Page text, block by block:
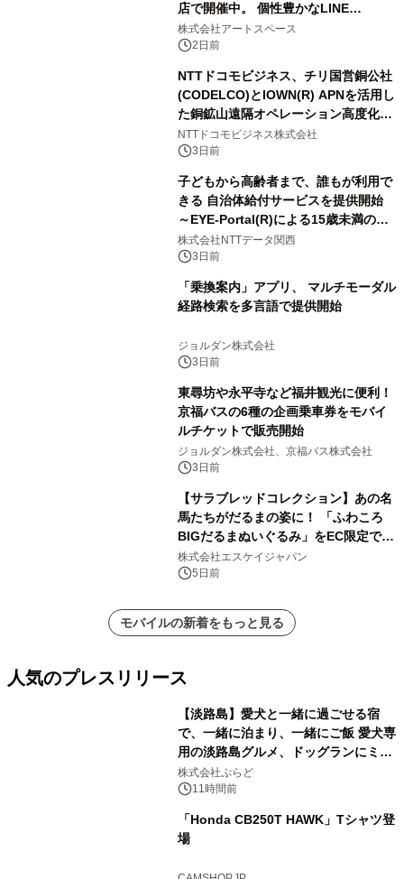
店で開催中。 個性豊かなLINE
FRIENDSの仲間たちが インテリアア
ートとして新たな魅力を発信。
株式会社アートスペース
2日前
NTTドコモビジネス、チリ国営銅公社
(CODELCO)とIOWN(R) APNを活用し
た銅鉱山遠隔オペレーション高度化に
向けた調査・実証を開始
NTTドコモビジネス株式会社
3日前
子どもから高齢者まで、誰もが利用で
きる 自治体給付サービスを提供開始
～EYE-Portal(R)による15歳未満の本
人認証と デジタルデバイド対策で実現
～
株式会社NTTデータ関西
3日前
「乗換案内」アプリ、 マルチモーダル
経路検索を多言語で提供開始
ジョルダン株式会社
3日前
東尋坊や永平寺など福井観光に便利！
京福バスの6種の企画乗車券をモバイ
ルチケットで販売開始
ジョルダン株式会社、京福バス株式会社
3日前
【サラブレッドコレクション】あの名
馬たちがだるまの姿に！ 「ふわころ
BIGだるまぬいぐるみ」をEC限定で受
注販売開始
株式会社エスケイジャパン
5日前
モバイルの新着をもっと見る
人気のプレスリリース
【淡路島】愛犬と一緒に過ごせる宿
で、一緒に泊まり、一緒にご飯 愛犬専
用の淡路島グルメ、ドッグランにミニ
プール グランピングとトレーラーハウ
スの2施設で
株式会社ぷらど
11時間前
「Honda CB250T HAWK」Tシャツ登
場